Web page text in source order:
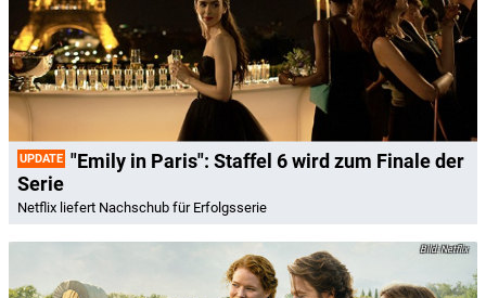
UPDATE "Emily in Paris": Staffel 6 wird zum Finale der
Serie
Netflix liefert Nachschub für Erfolgsserie
Netflix